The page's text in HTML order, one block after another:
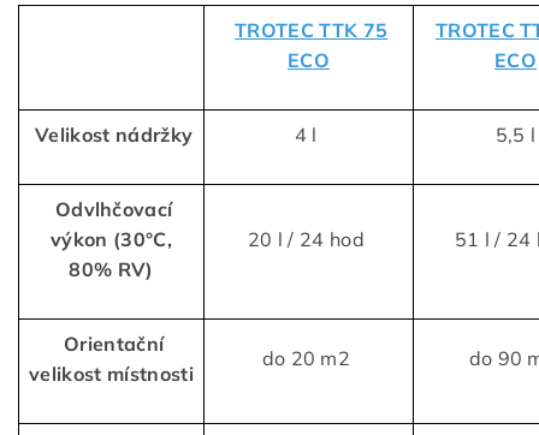
TROTEC TTK 75
ECO
TROTEC
ECO
Velikost nádržky 4 l 5,5 l
Odvlhčovací
výkon (30°C,
80% RV)
20 l / 24 hod 51 l / 24
Orientační
velikost místnosti
do 20 m2 do 90